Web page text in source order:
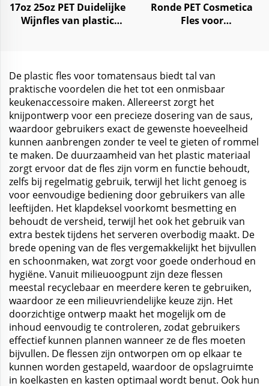
17oz 25oz PET Duidelijke
Wijnfles van plastic
Ronde PET Cosmetica
Fles voor
De plastic fles voor tomatensaus biedt tal van
praktische voordelen die het tot een onmisbaar
keukenaccessoire maken. Allereerst zorgt het
knijpontwerp voor een precieze dosering van de saus,
waardoor gebruikers exact de gewenste hoeveelheid
kunnen aanbrengen zonder te veel te gieten of rommel
te maken. De duurzaamheid van het plastic materiaal
zorgt ervoor dat de fles zijn vorm en functie behoudt,
zelfs bij regelmatig gebruik, terwijl het licht genoeg is
voor eenvoudige bediening door gebruikers van alle
leeftijden. Het klapdeksel voorkomt besmetting en
behoudt de versheid, terwijl het ook het gebruik van
extra bestek tijdens het serveren overbodig maakt. De
brede opening van de fles vergemakkelijkt het bijvullen
en schoonmaken, wat zorgt voor goede onderhoud en
hygiëne. Vanuit milieuoogpunt zijn deze flessen
meestal recyclebaar en meerdere keren te gebruiken,
waardoor ze een milieuvriendelijke keuze zijn. Het
doorzichtige ontwerp maakt het mogelijk om de
inhoud eenvoudig te controleren, zodat gebruikers
effectief kunnen plannen wanneer ze de fles moeten
bijvullen. De flessen zijn ontworpen om op elkaar te
kunnen worden gestapeld, waardoor de opslagruimte
in koelkasten en kasten optimaal wordt benut. Ook hun